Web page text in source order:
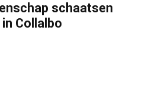
schaatsen
Collalbo